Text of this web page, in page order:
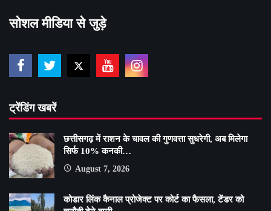
सोशल मीडिया से जुड़े
ट्रेंडिंग खबरें
छत्तीसगढ़ में राशन के चावल की गुणवत्ता सुधरेगी, अब मिलेगा
सिर्फ 10% कनकी…
August 7, 2026
कोडार लिंक कैनाल प्रोजेक्ट पर कोर्ट का फैसला, टेंडर को